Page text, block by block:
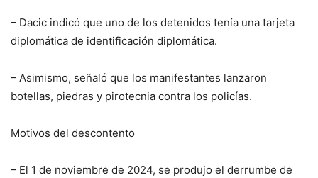
– Dacic indicó que uno de los detenidos tenía una tarjeta
diplomática de identificación diplomática.
– Asimismo, señaló que los manifestantes lanzaron
botellas, piedras y pirotecnia contra los policías.
Motivos del descontento
– El 1 de noviembre de 2024, se produjo el derrumbe de